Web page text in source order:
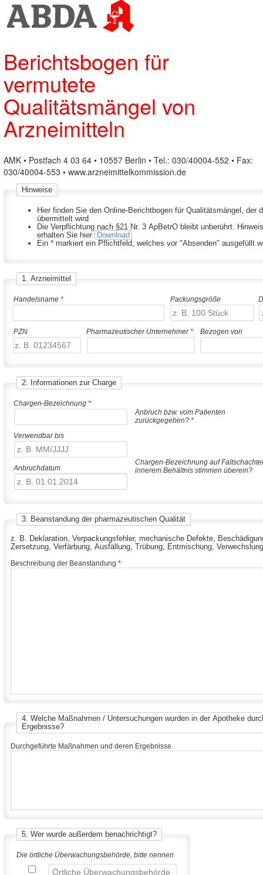
Berichtsbogen für
vermutete
Qualitätsmängel von
Arzneimitteln
AMK • Postfach 4 03 64 • 10557 Berlin • Tel.: 030/40004-552 • Fax:
030/40004-553 • www.arzneimittelkommission.de
Hinweise
Hier finden Sie den Online-Berichtbogen für Qualitätsmängel, der
übermittelt wird
Die Verpflichtung nach §21 Nr. 3 ApBetrO bleibt unberührt. Hinweise hierzu sowie zum Ausfüllen
erhalten Sie hier
Download
Ein * markiert ein Pflichtfeld, welches vor "Absenden" ausgefüllt
1. Arzneimittel
Handelsname * Packungsgröße
PZN Pharmazeutischer Unternehmer* Bezogen von
2. Informationen zur Charge
Chargen-Bezeichnung *
Verwendbar bis
Anbruchdatum
Anbruch bzw. vom Patienten
zurückgegeben? *
Chargen-Bezeichnung auf
innerem Behältnis stimmen überein?
3. Beanstandung der pharmazeutischen Qualität
z. B. Deklaration, Verpackungsfehler, mechanische Defekte,
Zersetzung, Verfärbung, Ausfällung, Trübung, Entmischung,
Beschreibung der Beanstandung *
4. Welche Maßnahmen / Untersuchungen wurden in der Apotheke
Ergebnisse?
Durchgeführte Maßnahmen und deren Ergebnisse
5. Wer wurde außerdem benachrichtigt?
Die örtliche Überwachungsbehörde, bitte nennen